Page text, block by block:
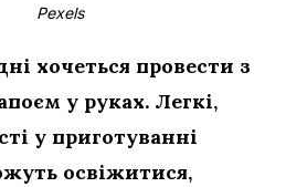
Pexels
хочеться провести з
у руках. Легкі,
у приготуванні
освіжитися,